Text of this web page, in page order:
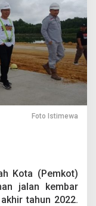
Foto Istimewa
Kota (Pemkot)
jalan kembar
tahun 2022.